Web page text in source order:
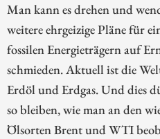
Man kann es drehen und
weitere ehrgeizige Pläne für
fossilen Energieträgern auf
schmieden. Aktuell ist die
Erdöl und Erdgas. Und dies
so bleiben, wie man an den
Ölsorten Brent und WTI